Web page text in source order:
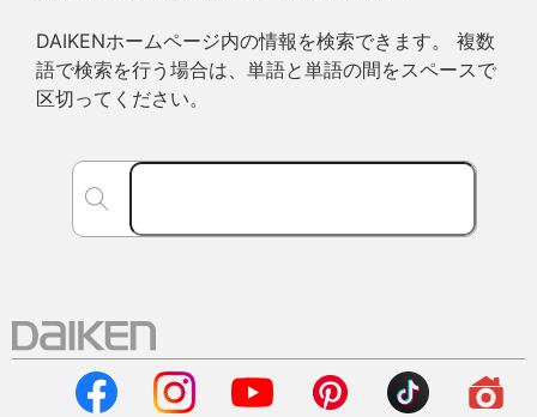
DAIKENホームページ内の情報を検索できます。 複数
語で検索を行う場合は、単語と単語の間をスペースで
区切ってください。